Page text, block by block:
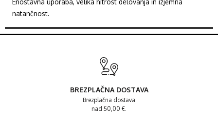
Enostavna uporaba, velika hitrost delovanja in izjemna
natančnost.
BREZPLAČNA DOSTAVA
Brezplačna dostava
nad 50,00 €.